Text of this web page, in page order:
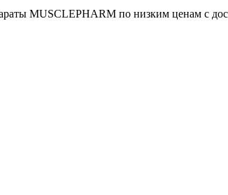
MUSCLEPHARM по низким ценам с